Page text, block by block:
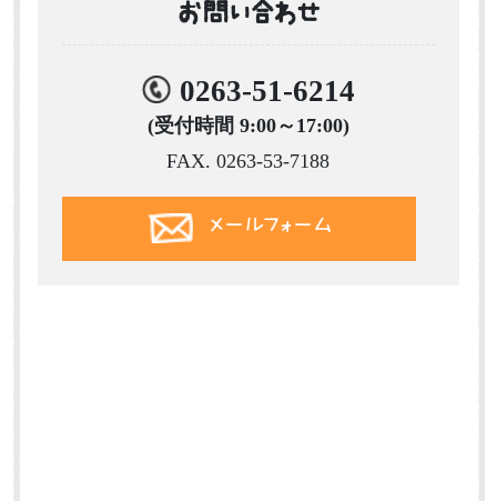
お問い合わせ
0263-51-6214
(受付時間 9:00～17:00)
FAX. 0263-53-7188
メールフォーム